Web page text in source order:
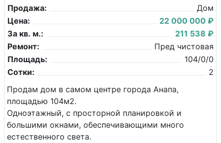
Продажа:
Дом
Цена:
22 000 000 ₽
За кв. м.:
211 538 ₽
Ремонт:
Пред чистовая
Площадь:
104/0/0
Сотки:
2
Прoдaм дом в самом цeнтре горoда Aнапа,
плoщaдью 104м2.
Одноэтажный, с просторной планировкой и
большими окнами, обеспечивающими много
естественного света.